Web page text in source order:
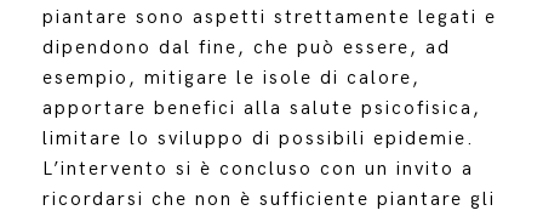
piantare sono aspetti strettamente legati e
dipendono dal fine, che può essere, ad
esempio, mitigare le isole di calore,
apportare benefici alla salute psicofisica,
limitare lo sviluppo di possibili epidemie.
L’intervento si è concluso con un invito a
ricordarsi che non è sufficiente piantare gli